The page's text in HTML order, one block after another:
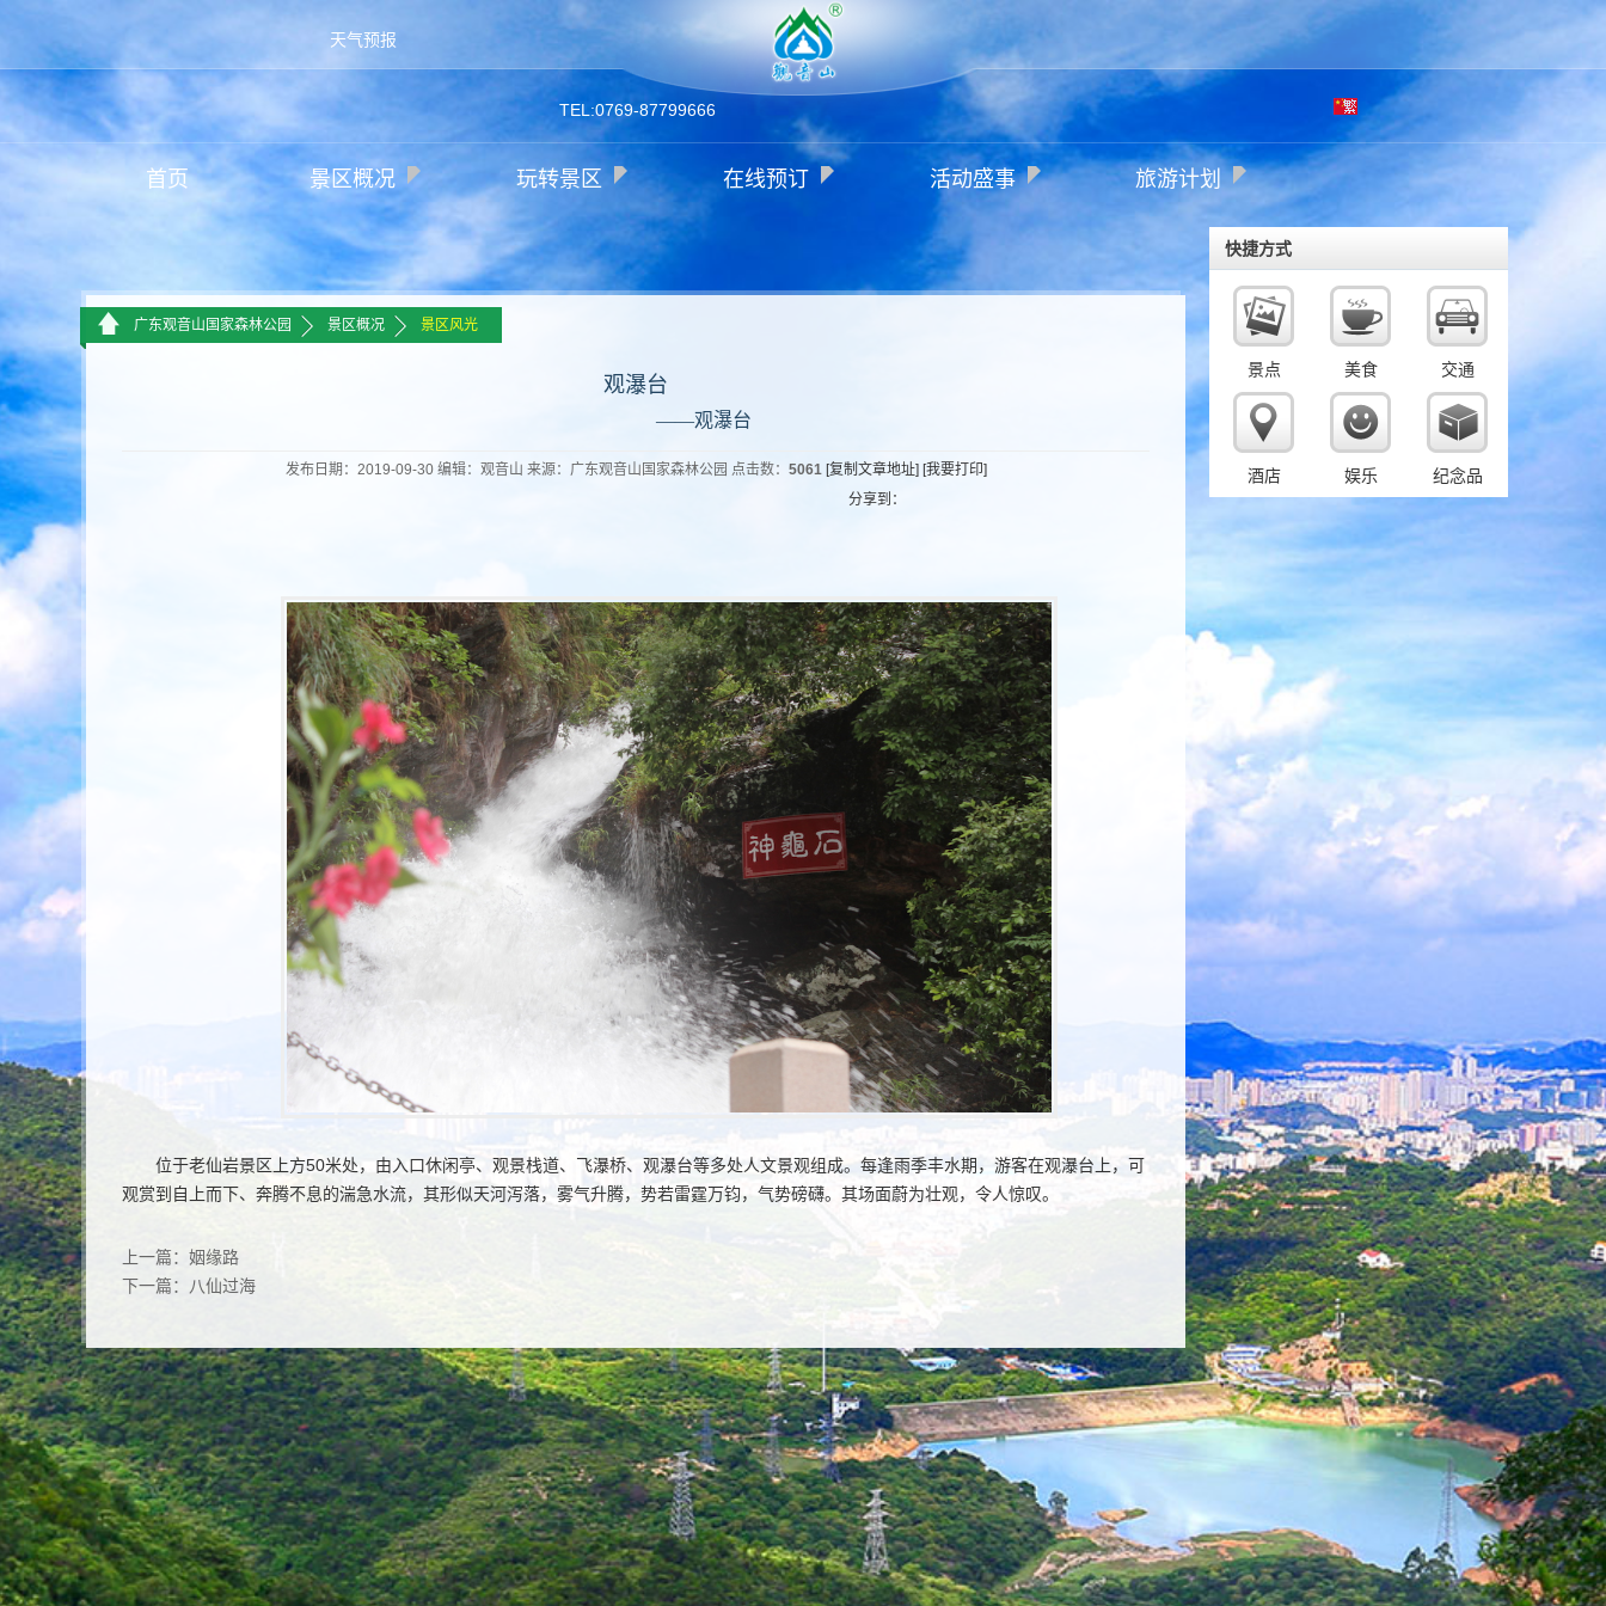
天气预报
繁
体
TEL:0769-87799666
首页 景区概况 玩转景区 在线预订 活动盛事 旅游计划
广东观音山国家森林公园 >> 景区概况 >> 景区风光
观瀑台
——观瀑台
发布日期：2019-09-30 编辑：观音山 来源：广东观音山国家森林公园 点击数： 5061 [复制文章地址] [我要打印]
分享到：
位于老仙岩景区上方50米处，由入口休闲亭、观景栈道、飞瀑桥、观瀑台等多处人文景观组成。每逢雨季丰水期，游客在观瀑台上，可
观赏到自上而下、奔腾不息的湍急水流，其形似天河泻落，雾气升腾，势若雷霆万钧，气势磅礴。其场面蔚为壮观，令人惊叹。
上一篇： 姻缘路
下一篇：
八仙过海
快捷方式
景点 美食 交通
酒店 娱乐 纪念品